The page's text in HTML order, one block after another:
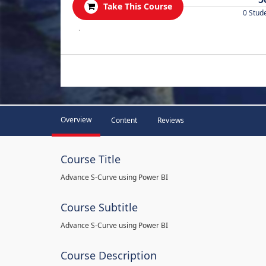
Take This Course
0
.
Overview Content Reviews
Course Title
Advance S-Curve using Power BI
Course Subtitle
Advance S-Curve using Power BI
Course Description